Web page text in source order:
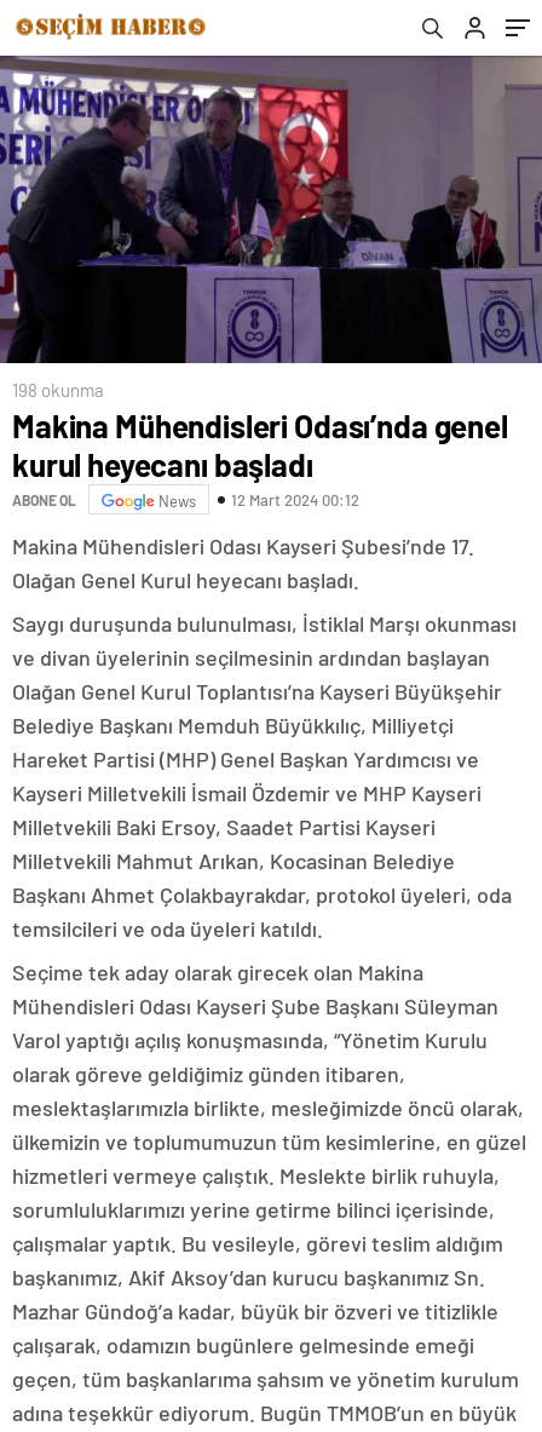
198 okunma
Makina Mühendisleri Odası’nda genel
kurul heyecanı başladı
ABONE OL News 12 Mart 2024 00:12
Makina Mühendisleri Odası Kayseri Şubesi’nde 17.
Olağan Genel Kurul heyecanı başladı.
Saygı duruşunda bulunulması, İstiklal Marşı okunması
ve divan üyelerinin seçilmesinin ardından başlayan
Olağan Genel Kurul Toplantısı’na Kayseri Büyükşehir
Belediye Başkanı Memduh Büyükkılıç, Milliyetçi
Hareket Partisi (MHP) Genel Başkan Yardımcısı ve
Kayseri Milletvekili İsmail Özdemir ve MHP Kayseri
Milletvekili Baki Ersoy, Saadet Partisi Kayseri
Milletvekili Mahmut Arıkan, Kocasinan Belediye
Başkanı Ahmet Çolakbayrakdar, protokol üyeleri, oda
temsilcileri ve oda üyeleri katıldı.
Seçime tek aday olarak girecek olan Makina
Mühendisleri Odası Kayseri Şube Başkanı Süleyman
Varol yaptığı açılış konuşmasında, “Yönetim Kurulu
olarak göreve geldiğimiz günden itibaren,
meslektaşlarımızla birlikte, mesleğimizde öncü olarak,
ülkemizin ve toplumumuzun tüm kesimlerine, en güzel
hizmetleri vermeye çalıştık. Meslekte birlik ruhuyla,
sorumluluklarımızı yerine getirme bilinci içerisinde,
çalışmalar yaptık. Bu vesileyle, görevi teslim aldığım
başkanımız, Akif Aksoy’dan kurucu başkanımız Sn.
Mazhar Gündoğ’a kadar, büyük bir özveri ve titizlikle
çalışarak, odamızın bugünlere gelmesinde emeği
geçen, tüm başkanlarıma şahsım ve yönetim kurulum
adına teşekkür ediyorum. Bugün TMMOB’un en büyük
merkezini açtı